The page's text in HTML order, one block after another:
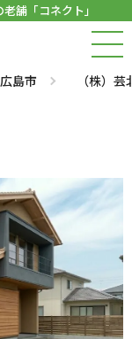
舗「コネクト」
広島市 （株）